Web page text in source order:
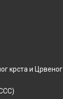
крста и Црвеног